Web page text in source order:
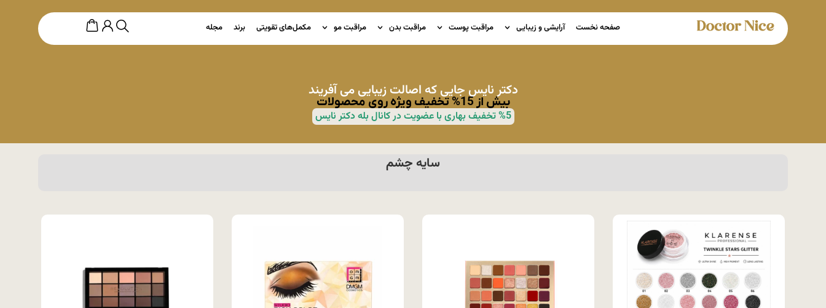
صفحه نخست آرایشی و زیبایی مراقبت پوست مراقبت بدن مراقبت مو مکمل‌های تقویتی برند مجله
دکتر نایس جایی که اصالت زیبایی می آفریند
بیش از 15% تخفیف ویژه روی محصولات
%5 تخفیف بهاری با عضویت در کانال بله دکتر نایس
سایه چشم